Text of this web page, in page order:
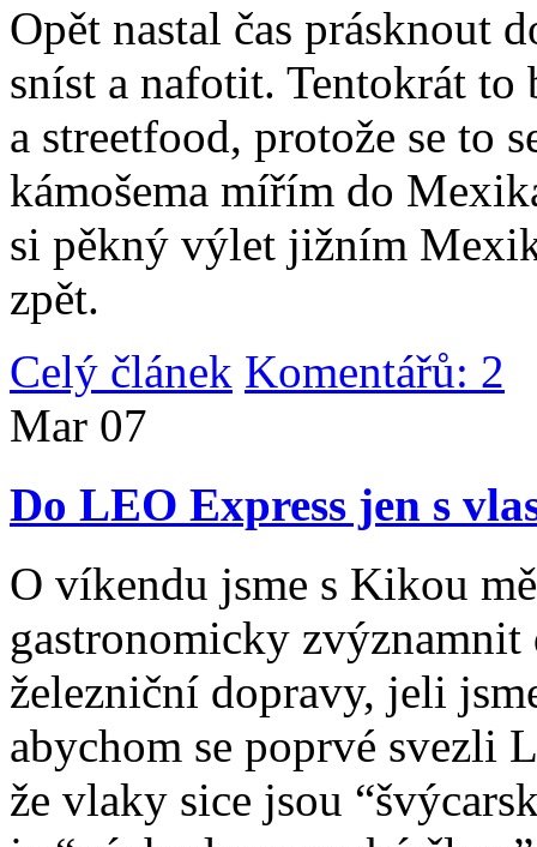
Opět nastal čas prásknout
sníst a nafotit. Tentokrát
a streetfood, protože se to
kámošema mířím do
si pěkný výlet jižním
zpět.
Celý článek Komentářů: 2
Mar 07
Do LEO Express jen s
O víkendu jsme s Kikou
gastronomicky
železniční dopravy, jeli
abychom se poprvé svezli
že vlaky sice jsou